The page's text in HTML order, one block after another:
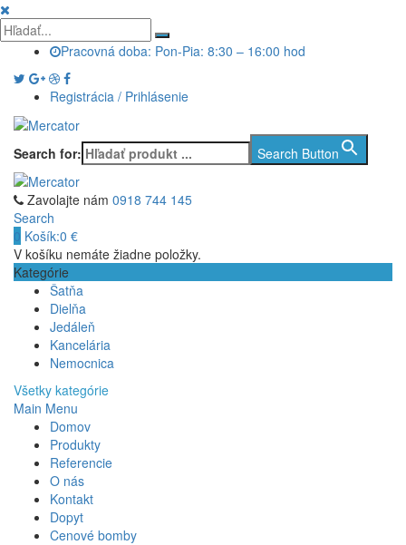
Pracovná doba: Pon-Pia: 8:30 – 16:00 hod
Registrácia / Prihlásenie
Search for: Search Button
Zavolajte nám 0918 744 145
Search
0 Košík:0 €
V košíku nemáte žiadne položky.
Kategórie
Šatňa
Dielňa
Jedáleň
Kancelária
Nemocnica
Všetky kategórie
Main Menu
Domov
Produkty
Referencie
O nás
Kontakt
Dopyt
Cenové bomby